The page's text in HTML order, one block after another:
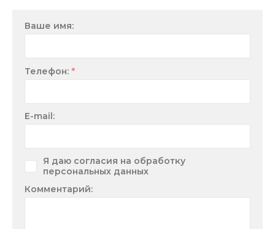
Ваше имя:
Телефон: *
E-mail:
Я даю согласия на обработку
персональных данных
Комментарий: